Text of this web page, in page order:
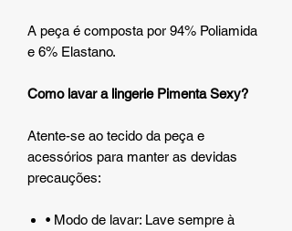
A peça é composta por 94% Poliamida
e 6% Elastano.
Como lavar a lingerie Pimenta Sexy?
Atente-se ao tecido da peça e
acessórios para manter as devidas
precauções:
• Modo de lavar: Lave sempre à